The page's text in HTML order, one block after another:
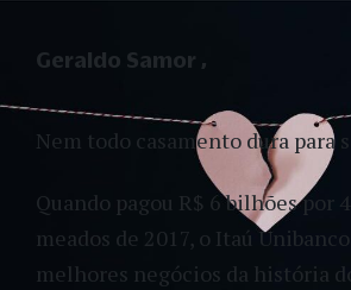
Nem todo casamento dura para
Quando pagou R$ 6 bilhões por
meados de 2017, o Itaú
melhores negócios da história
Geraldo Samor